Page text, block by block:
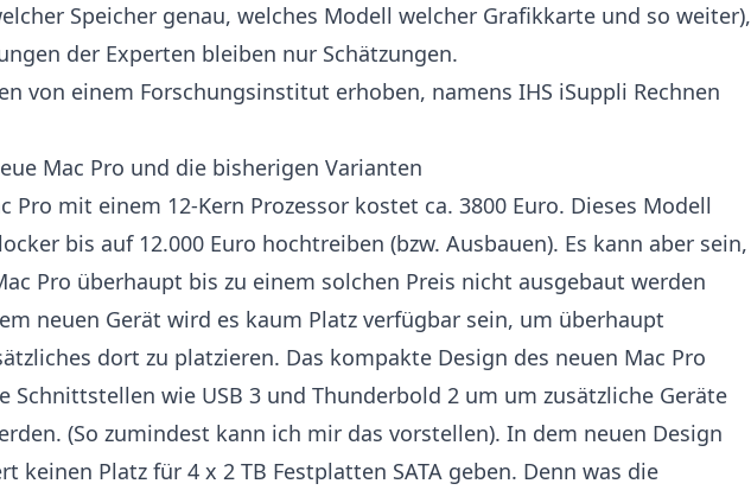
Speicher genau, welches Modell welcher Grafikkarte und so weiter),
der Experten bleiben nur Schätzungen.
von einem Forschungsinstitut erhoben, namens IHS iSuppli Rechnen
Mac Pro und die bisherigen Varianten
Pro mit einem 12-Kern Prozessor kostet ca. 3800 Euro. Dieses Modell
bis auf 12.000 Euro hochtreiben (bzw. Ausbauen). Es kann aber sein,
Pro überhaupt bis zu einem solchen Preis nicht ausgebaut werden
neuen Gerät wird es kaum Platz verfügbar sein, um überhaupt
dort zu platzieren. Das kompakte Design des neuen Mac Pro
Schnittstellen wie USB 3 und Thunderbold 2 um um zusätzliche Geräte
(So zumindest kann ich mir das vorstellen). In dem neuen Design
keinen Platz für 4 x 2 TB Festplatten SATA geben. Denn was die